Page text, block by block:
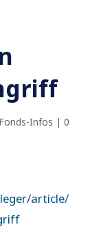
Fonds-Infos | 0
article/